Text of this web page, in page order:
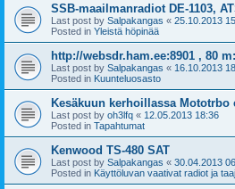
SSB-maailmanradiot DE-1103,
Last post by Salpakangas « 25.10.2013
Posted in Yleistä höpinää
http://websdr.ham.ee:8901 , 80
Last post by Salpakangas « 16.10.2013
Posted in Kuunteluosasto
Kesäkuun kerhoillassa Mototrbo
Last post by oh3lfq « 12.05.2013 18:36
Posted in Tapahtumat
Kenwood TS-480 SAT
Last post by Salpakangas « 30.04.2013
Posted in Käyttöluvan vaativat radiot ja